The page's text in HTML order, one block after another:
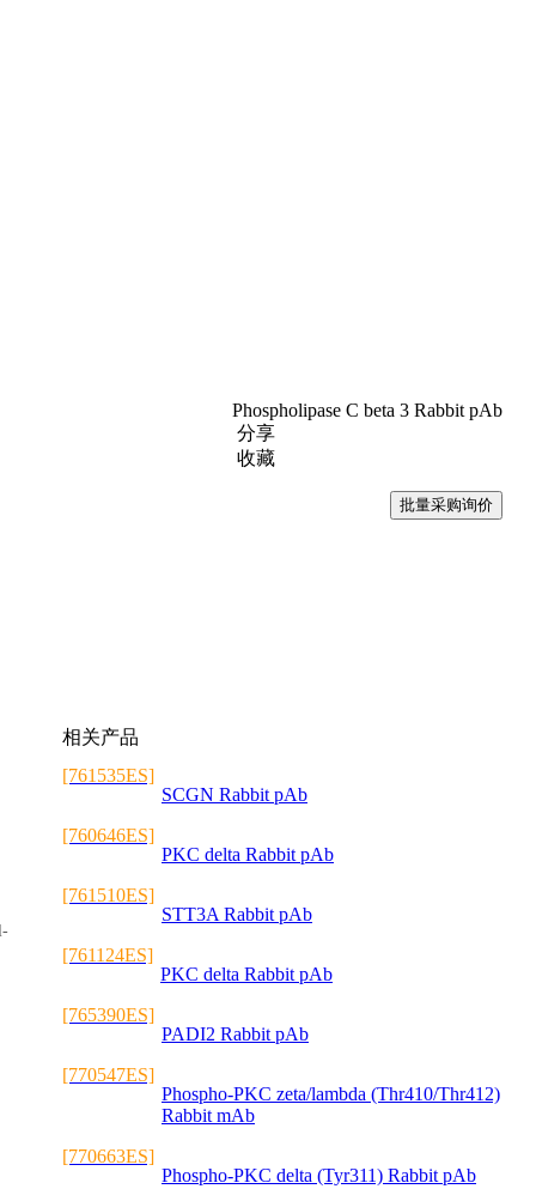
Phospholipase C beta 3 Rabbit pAb
分享
收藏
批量采购询价
相关产品
[761535ES]
SCGN Rabbit pAb
[760646ES]
PKC delta Rabbit pAb
[761510ES]
STT3A Rabbit pAb
[761124ES]
PKC delta Rabbit pAb
[765390ES]
PADI2 Rabbit pAb
[770547ES]
Phospho-PKC zeta/lambda (Thr410/Thr412)
Rabbit mAb
[770663ES]
Phospho-PKC delta (Tyr311) Rabbit pAb